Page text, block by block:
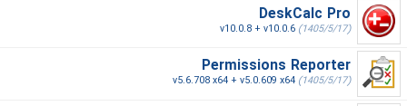
DeskCalc Pro
v10.0.8 + v10.0.6 (1405/5/17)
Permissions Reporter
v5.6.708 x64 + v5.0.609 x64 (1405/5/17)